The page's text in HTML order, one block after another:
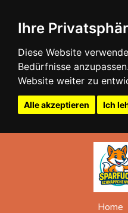
Ihre
Diese Website
Bedürfnisse
Website weiter zu
Alle akzeptieren Ich
Hauptinhalt
Home